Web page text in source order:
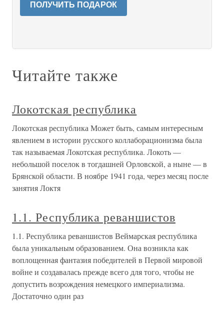
ПОЛУЧИТЬ ПОДАРОК
Читайте также
Локотская республика
Локотская республика Может быть, самым интересным
явлением в истории русского коллаборационизма была
так называемая Локотская республика. Локоть —
небольшой поселок в тогдашней Орловской, а ныне — в
Брянской области. В ноябре 1941 года, через месяц после
занятия Локтя
1.1. Республика реваншистов
1.1. Республика реваншистов Веймарская республика
была уникальным образованием. Она возникла как
воплощенная фантазия победителей в Первой мировой
войне и создавалась прежде всего для того, чтобы не
допустить возрождения немецкого империализма.
Достаточно один раз